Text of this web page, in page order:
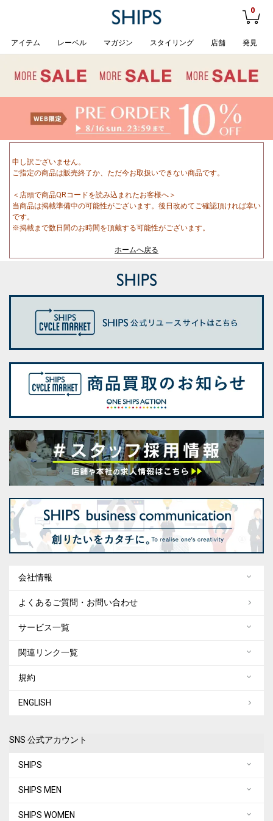
0
アイテム レーベル マガジン スタイリング 店舗 発見
申し訳ございません。
ご指定の商品は販売終了か、ただ今お取扱いできない商品です。
＜店頭で商品QRコードを読み込まれたお客様へ＞
当商品は掲載準備中の可能性がございます。後日改めてご確認頂ければ幸い
です。
※掲載まで数日間のお時間を頂戴する可能性がございます。
ホームへ戻る
会社情報
よくあるご質問・お問い合わせ
サービス一覧
関連リンク一覧
規約
ENGLISH
SNS 公式アカウント
SHIPS
SHIPS MEN
SHIPS WOMEN